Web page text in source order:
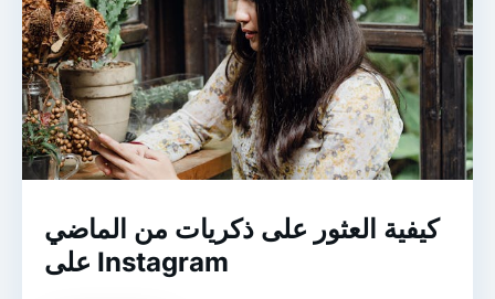
كيفية العثور على ذكريات من الماضي
على Instagram